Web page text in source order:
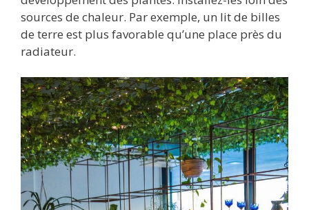
sources de chaleur. Par exemple, un lit de billes
de terre est plus favorable qu’une place près du
radiateur.